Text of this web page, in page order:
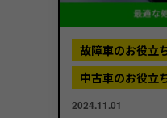
故障車のお役立
中古車のお役立
2024.11.01